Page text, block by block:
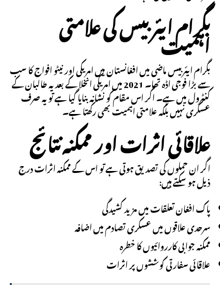
بگرام ایئربیس کی علامتی
اہمیت
بگرام ایئربیس ماضی میں افغانستان میں امریکی اور نیٹو افواج کا سب
سے بڑا فوجی اڈہ تھا۔ 2021 میں امریکی انخلا کے بعد یہ طالبان کے
کنٹرول میں ہے۔ اگر اس مقام کو نشانہ بنایا گیا ہے تو یہ صرف
عسکری نہیں بلکہ علامتی اہمیت بھی رکھتا ہے۔
علاقائی اثرات اور ممکنہ نتائج
اگر ان حملوں کی تصدیق ہوتی ہے تو اس کے ممکنہ اثرات درج
ذیل ہو سکتے ہیں:
پاک افغان تعلقات میں مزید کشیدگی
سرحدی علاقوں میں عسکری تصادم میں اضافہ
ممکنہ جوابی کارروائیوں کا خطرہ
علاقائی سفارتی کوششوں پر اثرات